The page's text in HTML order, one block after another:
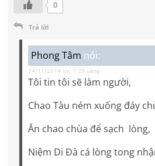
0
Trả lời
Phong Tâm nói:
24/11/2014 lúc 7:29 sáng
Tôi tin tôi sẽ làm người,
Chao Tàu ném xuống đáy
Ăn chao chùa để sạch lòng,
Niệm Di Đà cá lòng tong